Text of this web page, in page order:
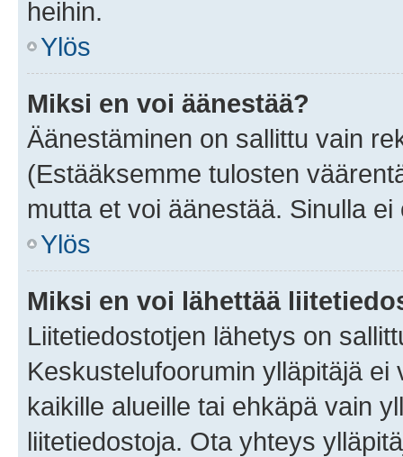
heihin.
Ylös
Miksi en voi äänestää?
Äänestäminen on sallittu vain
(Estääksemme tulosten
mutta et voi äänestää. Sinulla
Ylös
Miksi en voi lähettää
Liitetiedostotjen lähetys on
Keskustelufoorumin ylläpitäjä
kaikille alueille tai ehkäpä vain
liitetiedostoja. Ota yhteys